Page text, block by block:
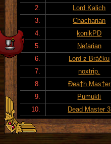
2.
Lord Kalich
3.
Chacharian
4.
konikPD
5.
Nefarian
6.
Lord z Bráčku
7.
noxtrip.
8.
Đea†h Mas†er
9.
Pumukli
10.
Dead Master 3